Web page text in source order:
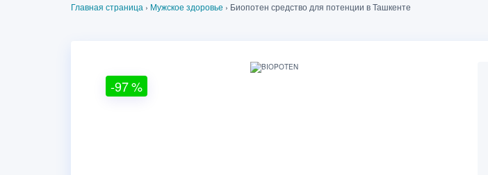
Главная страница › Мужское здоровье › Биопотен средство для потенции в Ташкенте
-97%